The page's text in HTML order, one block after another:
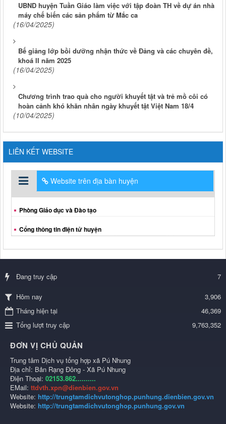
UBND huyện Tuần Giáo làm việc với tập đoàn TH về dự án nhà
máy chế biến các sản phẩm từ Mắc ca
(16/04/2025)
Bế giảng lớp bồi dưỡng nhận thức về Đảng và các chuyên đề,
khoá II năm 2025
(16/04/2025)
Chương trình trao quà cho người khuyết tật và trẻ mồ côi có
hoàn cảnh khó khăn nhân ngày khuyết tật Việt Nam 18/4
(10/04/2025)
LIÊN KẾT WEBSITE
Website trên địa bàn huyện
Phòng Giáo dục và Đào tạo
Cổng thông tin điện tử huyện
Đang truy cập 7
Hôm nay
3,906
Tháng hiện tại
46,369
Tổng lượt truy cập
9,763,352
ĐƠN VỊ CHỦ QUẢN
Trung tâm Dịch vụ tổng hợp xã Pú Nhung
Địa chỉ: Bản Rạng Đông - Xã Pú Nhung
Điện Thoại: 02153.862..........
EMail: ttdvth.xpn@dienbien.gov.vn
Website: http://trungtamdichvutonghop.punhung.dienbien.gov.vn
Website: http://trungtamdichvutonghop.punhung.gov.vn